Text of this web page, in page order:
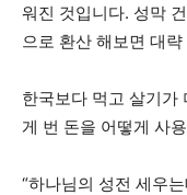
워진 것입니다. 성막
으로 환산 해보면 대
한국보다 먹고 살기가
게 번 돈을 어떻게 사
“하나님의 성전 세우